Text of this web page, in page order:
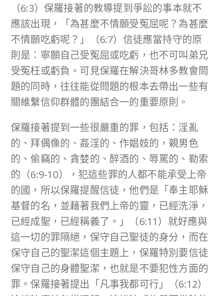
（6:3）保羅接著的教導提到爭訟的事本就不
應該出現，「為甚麼不情願受冤屈呢？為甚麼
不情願吃虧呢？」（6:7）信徒應當持守的原
則是：寧願自己受冤屈或吃虧，也不可叫弟兄
受冤枉或虧負。可見保羅在解決哥林多教會問
題的同時，往往能從問題的根本去帶出一些有
關維繫信仰群體的團結合一的重要原則。
保羅接著提到一些很嚴重的罪，包括：淫亂
的、拜偶像的、姦淫的、作娼妓的，親男色
的、偷竊的、貪婪的、醉酒的、辱罵的、勒索
的（6:9-10），犯這些罪的人都不能承受上帝
的國，所以保羅提醒信徒，他們是「奉主耶穌
基督的名，並藉著我們上帝的靈，已經洗淨，
已經成聖，已經稱義了。」（6:11）就好應與
這一切的罪隔絕，保守自己聖徒的身分，而在
保守自己的聖潔這個主題上，保羅特別要信徒
保守自己的身體聖潔，也就是不要犯性方面的
罪。保羅接著提出「凡事我都可行」（6:12）